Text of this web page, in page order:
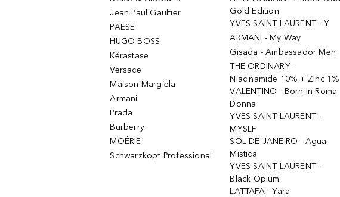
Jean Paul Gaultier
PAESE
HUGO BOSS
Kérastase
Versace
Maison Margiela
Armani
Prada
Burberry
MOÉRIE
Schwarzkopf Professional
Gold Edition
YVES SAINT LAURENT - Y
ARMANI - My Way
Gisada - Ambassador Men
THE ORDINARY -
Niacinamide 10% + Zinc 1%
VALENTINO - Born In Roma
Donna
YVES SAINT LAURENT -
MYSLF
SOL DE JANEIRO - Agua
Mistica
YVES SAINT LAURENT -
Black Opium
LATTAFA - Yara